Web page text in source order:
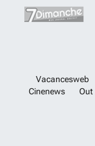
Vacancesweb
Cinenews
Out